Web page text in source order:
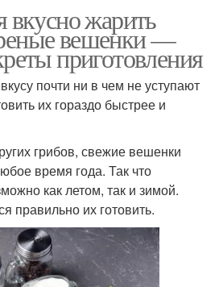
вкусно жарить
вешенки —
приготовления
почти ни в чем не уступают
их гораздо быстрее и
грибов, свежие вешенки
время года. Так что
как летом, так и зимой.
правильно их готовить.